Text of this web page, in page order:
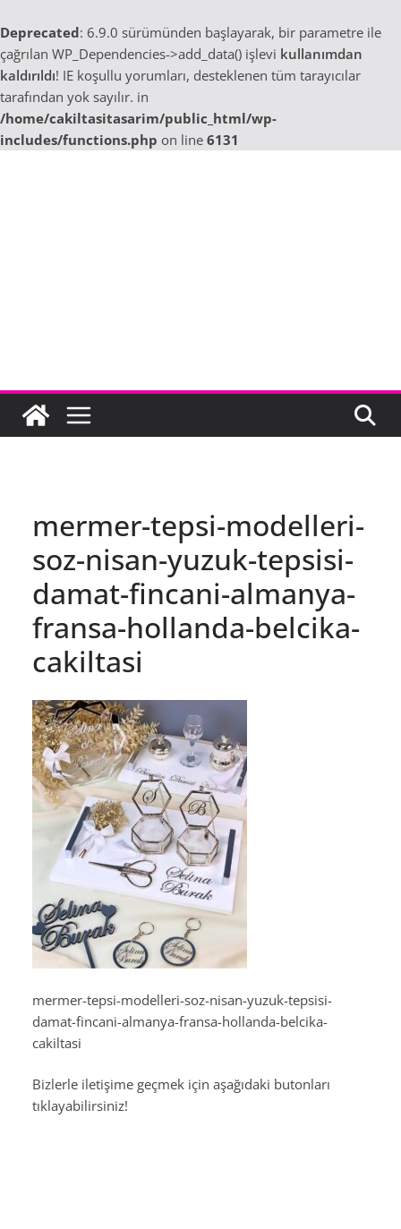
Deprecated: 6.9.0 sürümünden başlayarak, bir parametre ile
çağrılan WP_Dependencies->add_data() işlevi kullanımdan
kaldırıldı! IE koşullu yorumları, desteklenen tüm tarayıcılar
tarafından yok sayılır. in
/home/cakiltasitasarim/public_html/wp-
includes/functions.php on line 6131
mermer-tepsi-modelleri-
soz-nisan-yuzuk-tepsisi-
damat-fincani-almanya-
fransa-hollanda-belcika-
cakiltasi
mermer-tepsi-modelleri-soz-nisan-yuzuk-tepsisi-
damat-fincani-almanya-fransa-hollanda-belcika-
cakiltasi
Bizlerle iletişime geçmek için aşağıdaki butonları
tıklayabilirsiniz!